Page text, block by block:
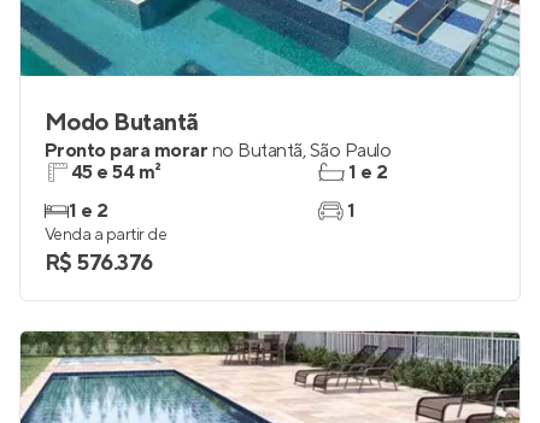
Modo Butantã
Pronto para morar no Butantã,São Paulo
45 e 54 m²
1 e 2
1 e 2
1
Venda a partir de
R$ 576.376